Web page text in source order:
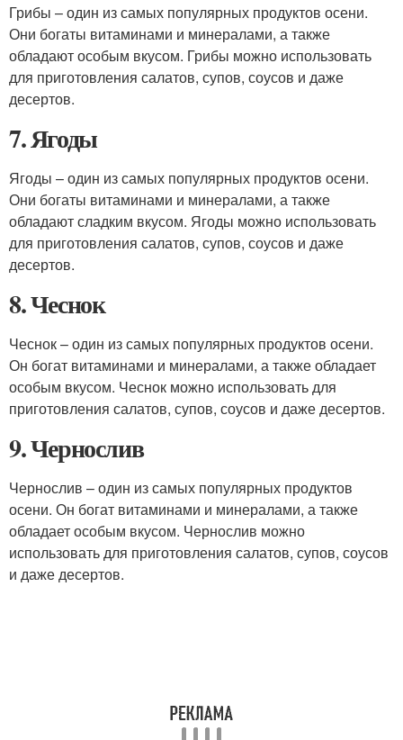
Грибы – один из самых популярных продуктов осени.
Они богаты витаминами и минералами, а также
обладают особым вкусом. Грибы можно использовать
для приготовления салатов, супов, соусов и даже
десертов.
7. Ягоды
Ягоды – один из самых популярных продуктов осени.
Они богаты витаминами и минералами, а также
обладают сладким вкусом. Ягоды можно использовать
для приготовления салатов, супов, соусов и даже
десертов.
8. Чеснок
Чеснок – один из самых популярных продуктов осени.
Он богат витаминами и минералами, а также обладает
особым вкусом. Чеснок можно использовать для
приготовления салатов, супов, соусов и даже десертов.
9. Чернослив
Чернослив – один из самых популярных продуктов
осени. Он богат витаминами и минералами, а также
обладает особым вкусом. Чернослив можно
использовать для приготовления салатов, супов, соусов
и даже десертов.